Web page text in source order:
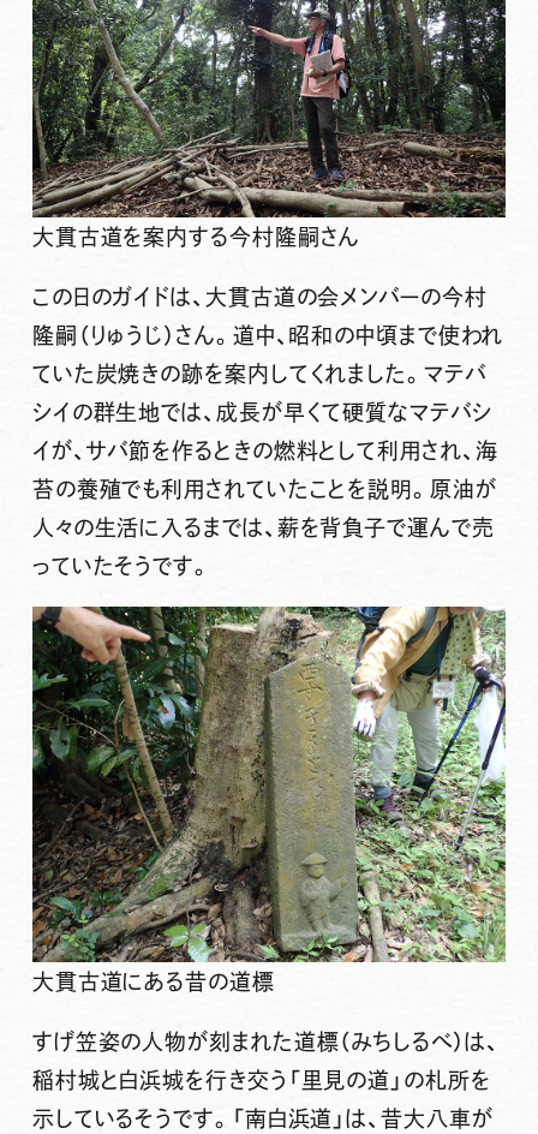
大貫古道を案内する今村隆嗣さん
この日のガイドは、大貫古道の会メンバーの今村
隆嗣（りゅうじ）さん。道中、昭和の中頃まで使われ
ていた炭焼きの跡を案内してくれました。マテバ
シイの群生地では、成長が早くて硬質なマテバシ
イが、サバ節を作るときの燃料として利用され、海
苔の養殖でも利用されていたことを説明。原油が
人々の生活に入るまでは、薪を背負子で運んで売
っていたそうです。
大貫古道にある昔の道標
すげ笠姿の人物が刻まれた道標（みちしるべ）は、
稲村城と白浜城を行き交う「里見の道」の札所を
示しているそうです。「南白浜道」は、昔大八車が